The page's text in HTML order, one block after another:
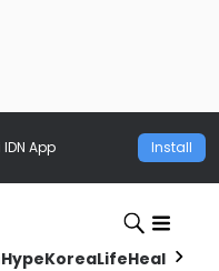
App Install
HypeKoreaLifeHealth